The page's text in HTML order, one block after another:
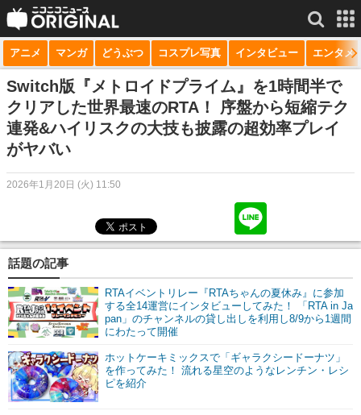
サービス一覧 もっと見る
niconico
動画
生放送
ニュース
マンガ
ニコニコQ
アニメ マンガ どうぶつ コスプレ写真 インタビュー エンタメ
Switch版『メトロイドプライム』を1時間半で
クリアした世界最速のRTA！ 序盤から短縮テク
連発&ハイリスクの大技も披露の超効率プレイ
がヤバい
2026年1月20日 (火) 11:50
話題の記事
RTAイベントリレー『RTAちゃんの夏休み』に参加
する全14運営にインタビューしてみた！ 「RTA in Ja
pan」のチャンネルの貸し出しを利用し8/9から1週間
にわたって開催
ホットケーキミックスで「ギャラクシードーナツ」
を作ってみた！ 流れる星空のようなレンチン・レシ
ピを紹介